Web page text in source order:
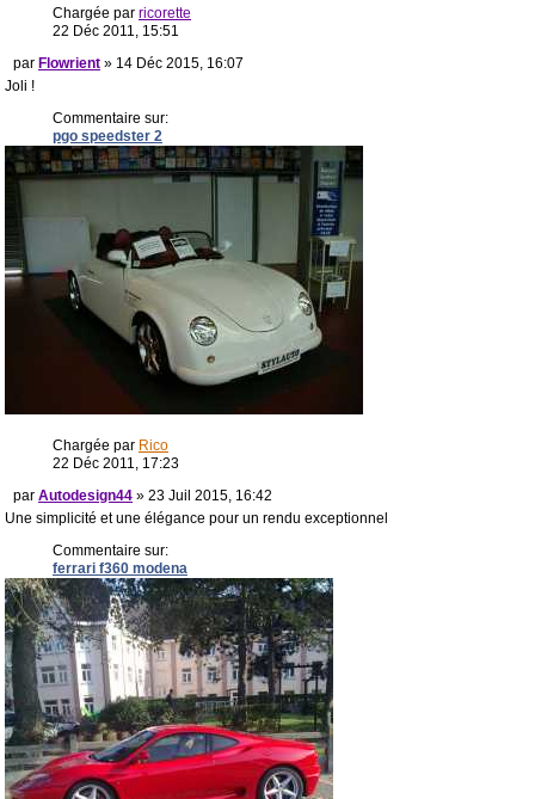
Chargée par ricorette
22 Déc 2011, 15:51
par Flowrient » 14 Déc 2015, 16:07
Joli !
Commentaire sur:
pgo speedster 2
Chargée par Rico
22 Déc 2011, 17:23
par Autodesign44 » 23 Juil 2015, 16:42
Une simplicité et une élégance pour un rendu exceptionnel
Commentaire sur:
ferrari f360 modena